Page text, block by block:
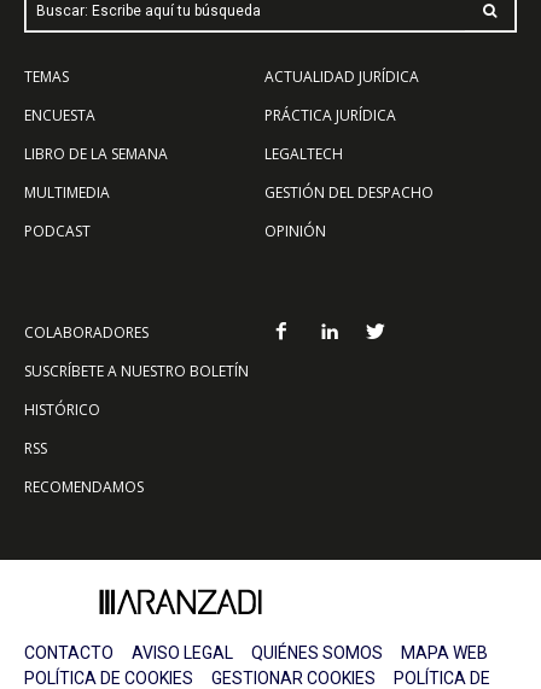
Buscar: Escribe aquí tu búsqueda
TEMAS
ENCUESTA
LIBRO DE LA SEMANA
MULTIMEDIA
PODCAST
ACTUALIDAD JURÍDICA
PRÁCTICA JURÍDICA
LEGALTECH
GESTIÓN DEL DESPACHO
OPINIÓN
COLABORADORES
SUSCRÍBETE A NUESTRO BOLETÍN
HISTÓRICO
RSS
RECOMENDAMOS
CONTACTO AVISO LEGAL QUIÉNES SOMOS
MAPA WEB
POLÍTICA DE COOKIES
GESTIONAR COOKIES POLÍTICA DE